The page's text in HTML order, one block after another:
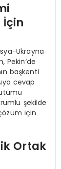
İçin
Ukrayna
Pekin’de
başkenti
cevap
şekilde
için
Ortak